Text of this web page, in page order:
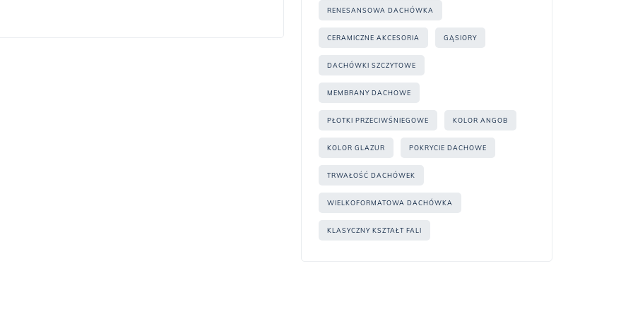
RENESANSOWA DACHÓWKA
CERAMICZNE AKCESORIA GĄSIORY
DACHÓWKI SZCZYTOWE
MEMBRANY DACHOWE
PŁOTKI PRZECIWŚNIEGOWE KOLOR ANGOB
KOLOR GLAZUR POKRYCIE DACHOWE
TRWAŁOŚĆ DACHÓWEK
WIELKOFORMATOWA DACHÓWKA
KLASYCZNY KSZTAŁT FALI